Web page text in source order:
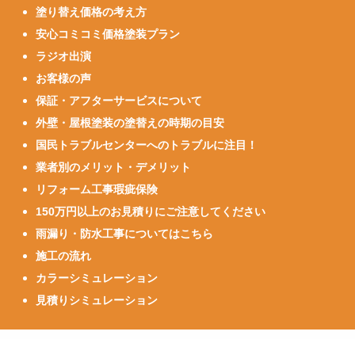
塗り替え価格の考え方
安心コミコミ価格塗装プラン
ラジオ出演
お客様の声
保証・アフターサービスについて
外壁・屋根塗装の塗替えの時期の目安
国民トラブルセンターへのトラブルに注目！
業者別のメリット・デメリット
リフォーム工事瑕疵保険
150万円以上のお見積りにご注意してください
雨漏り・防水工事についてはこちら
施工の流れ
カラーシミュレーション
見積りシミュレーション